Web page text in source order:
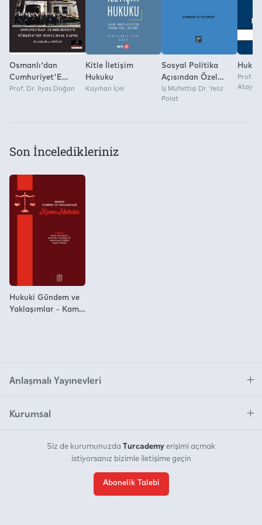
Osmanlı'dan
Cumhuriyet'E
Türkiye'Nin
Prof. Dr. İlyas Doğan
Kitle İletişim
Hukuku
Kayıhan İçel
Sosyal Politika
Açısından Özel
İstihdam Büroları
İş Müfettişi Dr. Yeliz
Polat
Hukuk
Prof.
Atay
Son İnceledikleriniz
Hukuki Gündem ve
Yaklaşımlar - Kamu
Anlaşmalı Yayınevleri
Kurumsal
Siz de kurumunuzda Turcademy erişimi açmak
istiyorsanız bizimle iletişime geçin
Abonelik Talebi